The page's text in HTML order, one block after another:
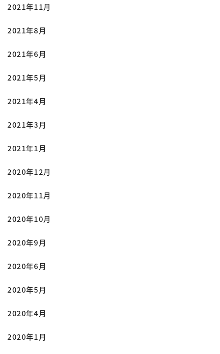
2021年11月
2021年8月
2021年6月
2021年5月
2021年4月
2021年3月
2021年1月
2020年12月
2020年11月
2020年10月
2020年9月
2020年6月
2020年5月
2020年4月
2020年1月